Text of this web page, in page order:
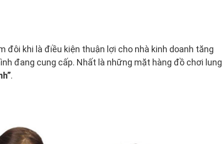
đôi khi là điều kiện thuận lợi cho nhà kinh doanh tăng
đang cung cấp. Nhất là những mặt hàng đồ chơi lung
.